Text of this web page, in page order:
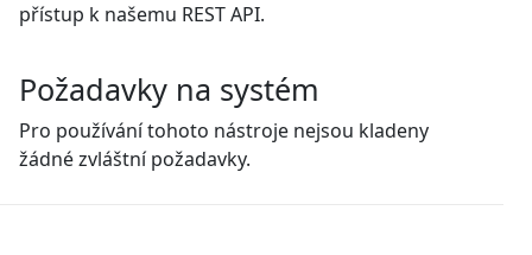
přístup k našemu REST API.
Požadavky na systém
Pro používání tohoto nástroje nejsou kladeny
žádné zvláštní požadavky.